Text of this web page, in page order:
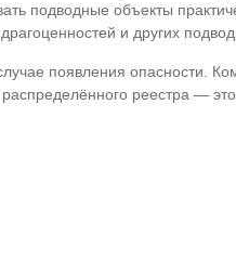
подводные объекты
и других
появления опасности.
реестра —